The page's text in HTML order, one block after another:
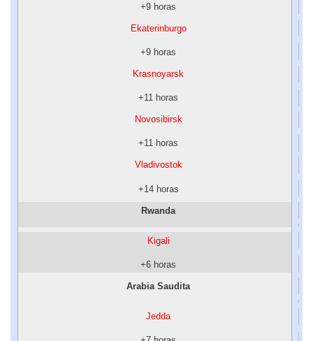
+9 horas
Ekaterinburgo
+9 horas
Krasnoyarsk
+11 horas
Novosibirsk
+11 horas
Vladivostok
+14 horas
Rwanda
Kigali
+6 horas
Arabia Saudita
Jedda